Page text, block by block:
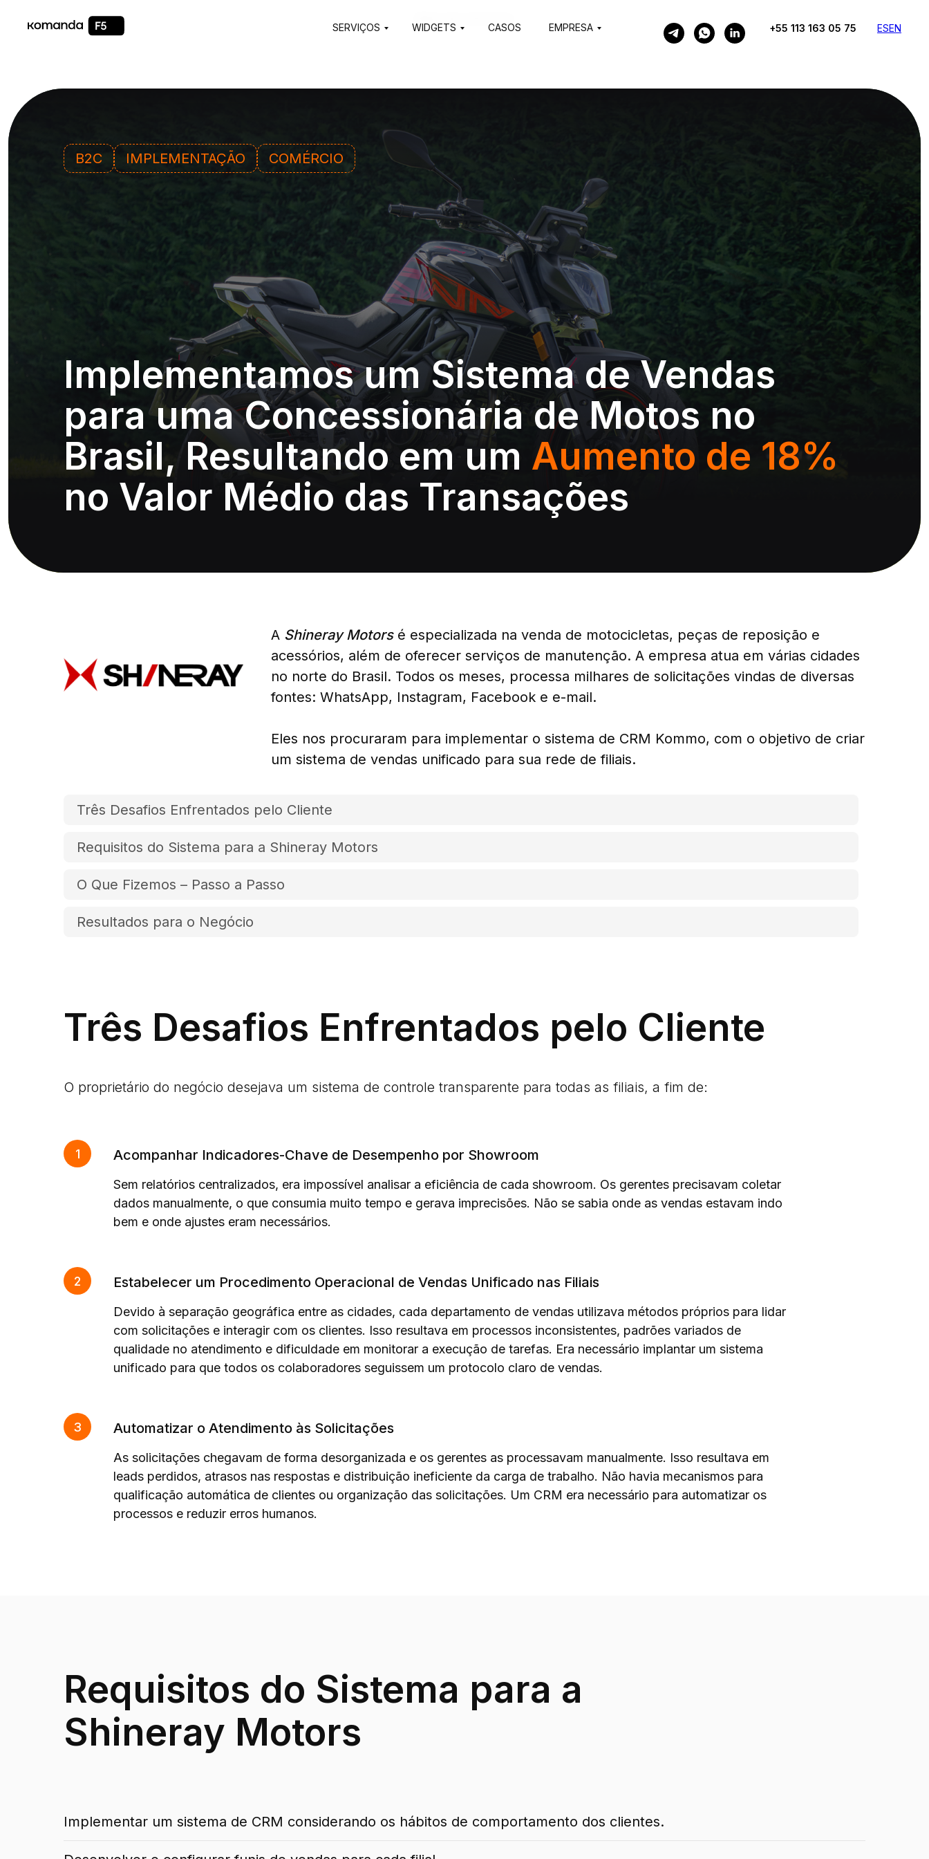
SERVIÇOS WIDGETS CASOS EMPRESA +55 113 163 05 75 ESEN
Implementamos um Sistema de Vendas
para uma Concessionária de Motos no
Brasil, Resultando em um Aumento de 18%
no Valor Médio das Transações
B2C IMPLEMENTAÇÃO COMÉRCIO
A Shineray Motorsé especializada na venda de motocicletas, peças de reposição e
acessórios, além de oferecer serviços de manutenção. A empresa atua em várias cidades
no norte do Brasil. Todos os meses, processa milhares de solicitações vindas de diversas
fontes: WhatsApp, Instagram, Facebook e e-mail.
Eles nos procuraram para implementar o sistema de CRM Kommo, com o objetivo de criar
um sistema de vendas unificado para sua rede de filiais.
Três Desafios Enfrentados pelo Cliente
Requisitos do Sistema para a Shineray Motors
O Que Fizemos – Passo a Passo
Resultados para o Negócio
Três Desafios Enfrentados pelo Cliente
O proprietário do negócio desejava um sistema de controle transparente para todas as filiais, a fim de:
Acompanhar Indicadores-Chave de Desempenho por Showroom
Sem relatórios centralizados, era impossível analisar a eficiência de cada showroom. Os gerentes precisavam coletar
dados manualmente, o que consumia muito tempo e gerava imprecisões. Não se sabia onde as vendas estavam indo
bem e onde ajustes eram necessários.
Estabelecer um Procedimento Operacional de Vendas Unificado nas Filiais
Devido à separação geográfica entre as cidades, cada departamento de vendas utilizava métodos próprios para lidar
com solicitações e interagir com os clientes. Isso resultava em processos inconsistentes, padrões variados de
qualidade no atendimento e dificuldade em monitorar a execução de tarefas. Era necessário implantar um sistema
unificado para que todos os colaboradores seguissem um protocolo claro de vendas.
Automatizar o Atendimento às Solicitações
As solicitações chegavam de forma desorganizada e os gerentes as processavam manualmente. Isso resultava em
leads perdidos, atrasos nas respostas e distribuição ineficiente da carga de trabalho. Não havia mecanismos para
qualificação automática de clientes ou organização das solicitações. Um CRM era necessário para automatizar os
processos e reduzir erros humanos.
Requisitos do Sistema para a
Shineray Motors
Implementar um sistema de CRM considerando os hábitos de comportamento dos clientes.